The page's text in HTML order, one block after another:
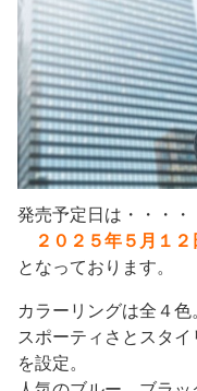
発売予定日は・・・・
２０２５年５月１２
となっております。
カラーリングは全４色
スポーティさとスタ
を設定。